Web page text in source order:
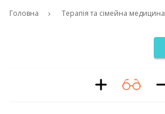
Головна Терапія та сімейна медицина